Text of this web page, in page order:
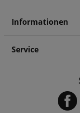
Informationen
Service